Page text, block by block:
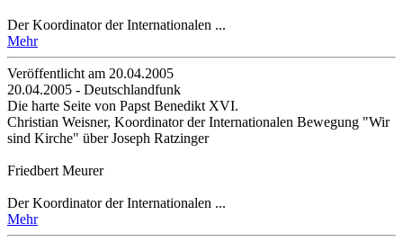
Der Koordinator der Internationalen ...
Mehr
Veröffentlicht am 20­.04.2005
20.04.2005 - Deutschlandfunk
Die harte Seite von Papst Benedikt XVI.
Christian Weisner, Koordinator der Internationalen Bewegung "Wir
sind Kirche" über Joseph Ratzinger
Friedbert Meurer
Der Koordinator der Internationalen ...
Mehr